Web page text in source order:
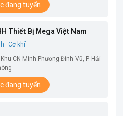
đang tuyển
Thiết Bị Mega Việt Nam
Cơ khí
Khu CN Minh Phương Đình Vũ, P. Hải
đang tuyển